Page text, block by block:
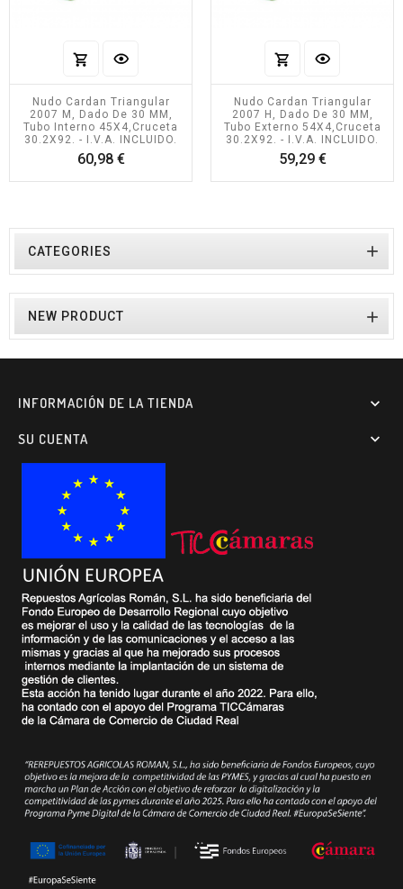
Nudo Cardan Triangular
2007 M, Dado De 30 MM,
Tubo Interno 45X4,cruceta
30.2X92. - I.V.A. INCLUIDO.
60,98 €Precio
Nudo Cardan Triangular
2007 H, Dado De 30 MM,
Tubo Externo 54X4,cruceta
30.2X92. - I.V.A. INCLUIDO.
59,29 €Precio
CATEGORIES 
NEW PRODUCT 
INFORMACIÓN DE LA TIENDA 
SU CUENTA 